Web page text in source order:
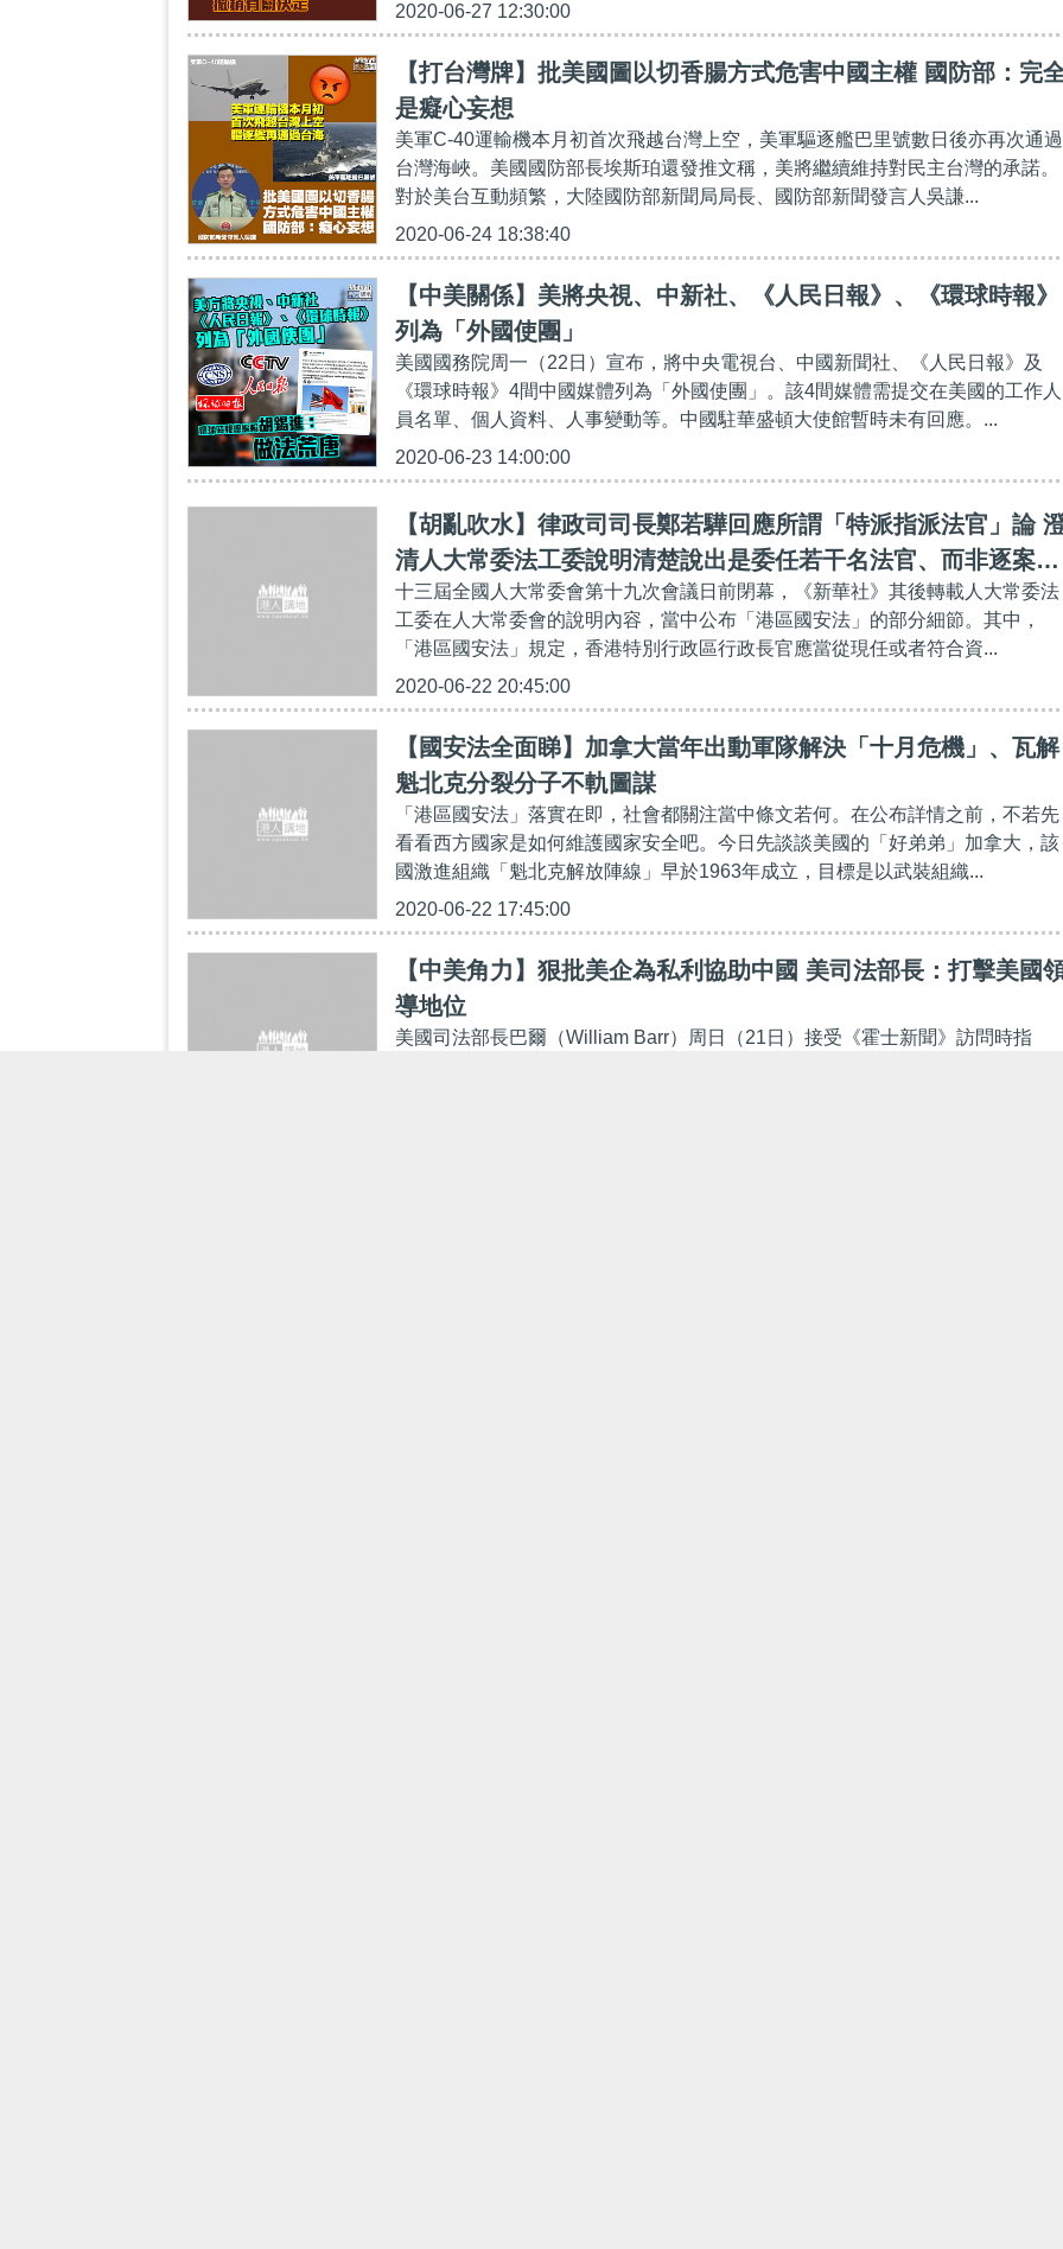
2020-06-27 12:30:00
【打台灣牌】批美國圖以切香腸方式危害中國主權 國防部：完
是癡心妄想
美軍C-40運輸機本月初首次飛越台灣上空，美軍驅逐艦巴里號數日後亦再次通過
台灣海峽。美國國防部長埃斯珀還發推文稱，美將繼續維持對民主台灣的承諾。
對於美台互動頻繁，大陸國防部新聞局局長、國防部新聞發言人吳謙...
2020-06-24 18:38:40
【中美關係】美將央視、中新社、《人民日報》、《環球時報》
列為「外國使團」
美國國務院周一（22日）宣布，將中央電視台、中國新聞社、《人民日報》及
《環球時報》4間中國媒體列為「外國使團」。該4間媒體需提交在美國的工作人
員名單、個人資料、人事變動等。中國駐華盛頓大使館暫時未有回應。...
2020-06-23 14:00:00
【胡亂吹水】律政司司長鄭若驊回應所謂「特派指派法官」論
清人大常委法工委說明清楚說出是委任若干名法官、而非逐案指
派法官
十三屆全國人大常委會第十九次會議日前閉幕，《新華社》其後轉載人大常委法
工委在人大常委會的說明內容，當中公布「港區國安法」的部分細節。其中，
「港區國安法」規定，香港特別行政區行政長官應當從現任或者符合資...
2020-06-22 20:45:00
【國安法全面睇】加拿大當年出動軍隊解決「十月危機」、瓦解
魁北克分裂分子不軌圖謀
「港區國安法」落實在即，社會都關注當中條文若何。在公布詳情之前，不若先
看看西方國家是如何維護國家安全吧。今日先談談美國的「好弟弟」加拿大，該
國激進組織「魁北克解放陣線」早於1963年成立，目標是以武裝組織...
2020-06-22 17:45:00
【中美角力】狠批美企為私利協助中國 美司法部長：打擊美國
導地位
美國司法部長巴爾（William Barr）周日（21日）接受《霍士新聞》訪問時指